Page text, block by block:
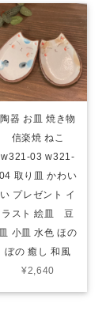
陶器 お皿 焼き物
信楽焼 ねこ
w321-03 w321-
04 取り皿 かわい
い プレゼント イ
ラスト 絵皿 豆
皿 小皿 水色 ほの
ぼの 癒し 和風
¥2,640